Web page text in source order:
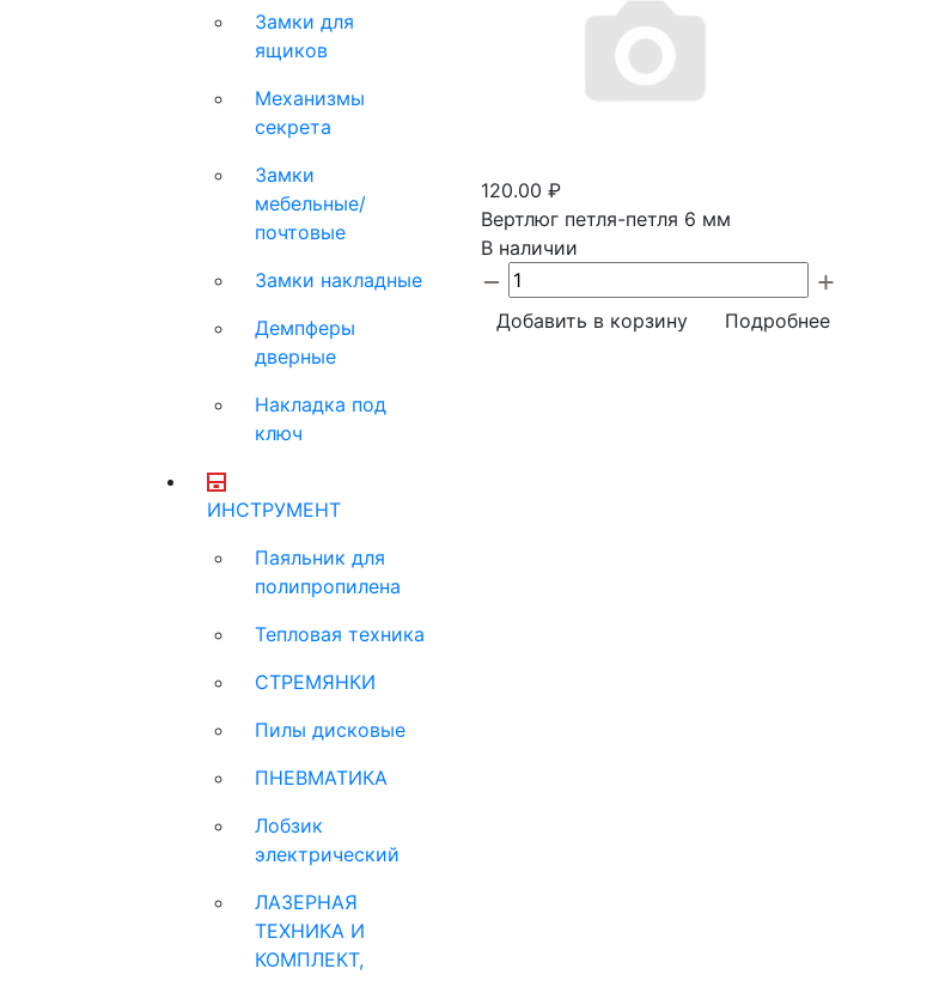
Замки для
ящиков
Механизмы
секрета
Замки
мебельные/
почтовые
Замки накладные
Демпферы
дверные
Накладка под
ключ
ИНСТРУМЕНТ
Паяльник для
полипропилена
Тепловая техника
СТРЕМЯНКИ
Пилы дисковые
ПНЕВМАТИКА
Лобзик
электрический
ЛАЗЕРНАЯ
ТЕХНИКА И
КОМПЛЕКТ,
120.00 ₽
Вертлюг петля-петля 6 мм
В наличии
Добавить в корзину Подробнее